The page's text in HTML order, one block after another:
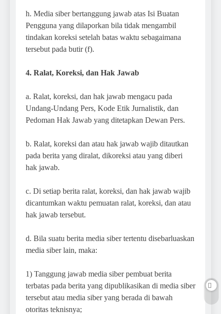
h. Media siber bertanggung jawab atas Isi Buatan
Pengguna yang dilaporkan bila tidak mengambil
tindakan koreksi setelah batas waktu sebagaimana
tersebut pada butir (f).
4. Ralat, Koreksi, dan Hak Jawab
a. Ralat, koreksi, dan hak jawab mengacu pada
Undang-Undang Pers, Kode Etik Jurnalistik, dan
Pedoman Hak Jawab yang ditetapkan Dewan Pers.
b. Ralat, koreksi dan atau hak jawab wajib ditautkan
pada berita yang diralat, dikoreksi atau yang diberi
hak jawab.
c. Di setiap berita ralat, koreksi, dan hak jawab wajib
dicantumkan waktu pemuatan ralat, koreksi, dan atau
hak jawab tersebut.
d. Bila suatu berita media siber tertentu disebarluaskan
media siber lain, maka:
1) Tanggung jawab media siber pembuat berita
terbatas pada berita yang dipublikasikan di media siber
tersebut atau media siber yang berada di bawah
otoritas teknisnya;